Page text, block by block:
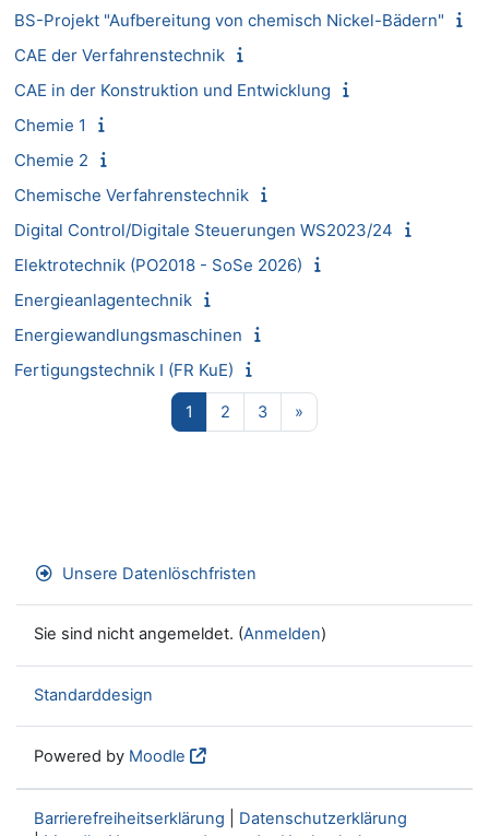
BS-Projekt "Aufbereitung von chemisch Nickel-Bädern"
CAE der Verfahrenstechnik
CAE in der Konstruktion und Entwicklung
Chemie 1
Chemie 2
Chemische Verfahrenstechnik
Digital Control/Digitale Steuerungen WS2023/24
Elektrotechnik (PO2018 - SoSe 2026)
Energieanlagentechnik
Energiewandlungsmaschinen
Fertigungstechnik I (FR KuE)
1 Seite 1
2 Seite 2
3Seite 3
»
Unsere Datenlöschfristen
Sie sind nicht angemeldet. (Anmelden)
Standarddesign
Powered by Moodle
Barrierefreiheitserklärung
Datenschutzerklärung